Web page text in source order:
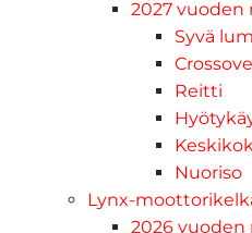
2027 vuoden
Syvä
Reitti
Nuoriso
Lynx-
2026 vuoden